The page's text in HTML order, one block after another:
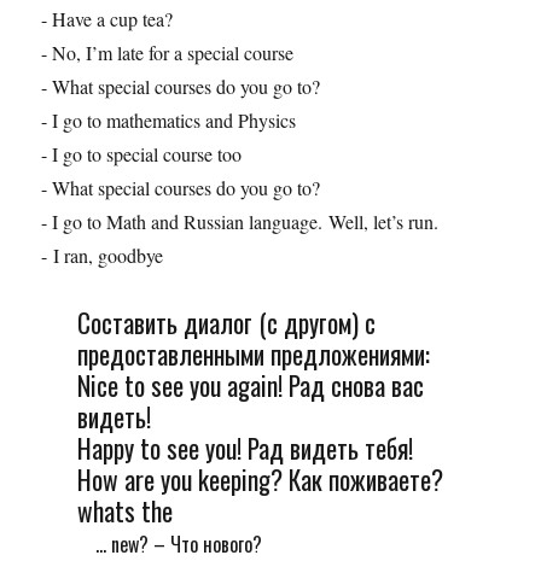
- Have a cup tea?
- No, I’m late for a special course
- What special courses do you go to?
- I go to mathematics and Physics
- I go to special course too
- What special courses do you go to?
- I go to Math and Russian language. Well, let’s run.
- I ran, goodbye
Составить диалог (с другом) с
предоставленными предложениями:
Nice to see you again! Рад снова вас
видеть!
Happy to see you! Рад видеть тебя!
How are you keeping? Как поживаете?
whats the
... new? – Что нового?